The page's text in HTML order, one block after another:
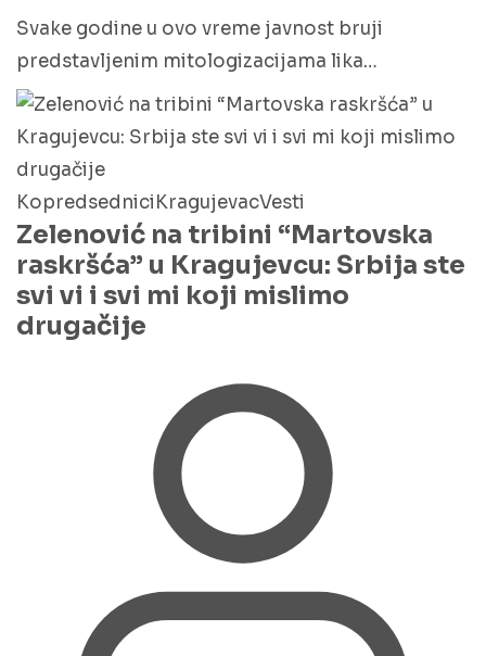
Svake godine u ovo vreme javnost bruji
predstavljenim mitologizacijama lika…
KopredsedniciKragujevacVesti
Zelenović na tribini “Martovska
raskršća” u Kragujevcu: Srbija ste
svi vi i svi mi koji mislimo
drugačije